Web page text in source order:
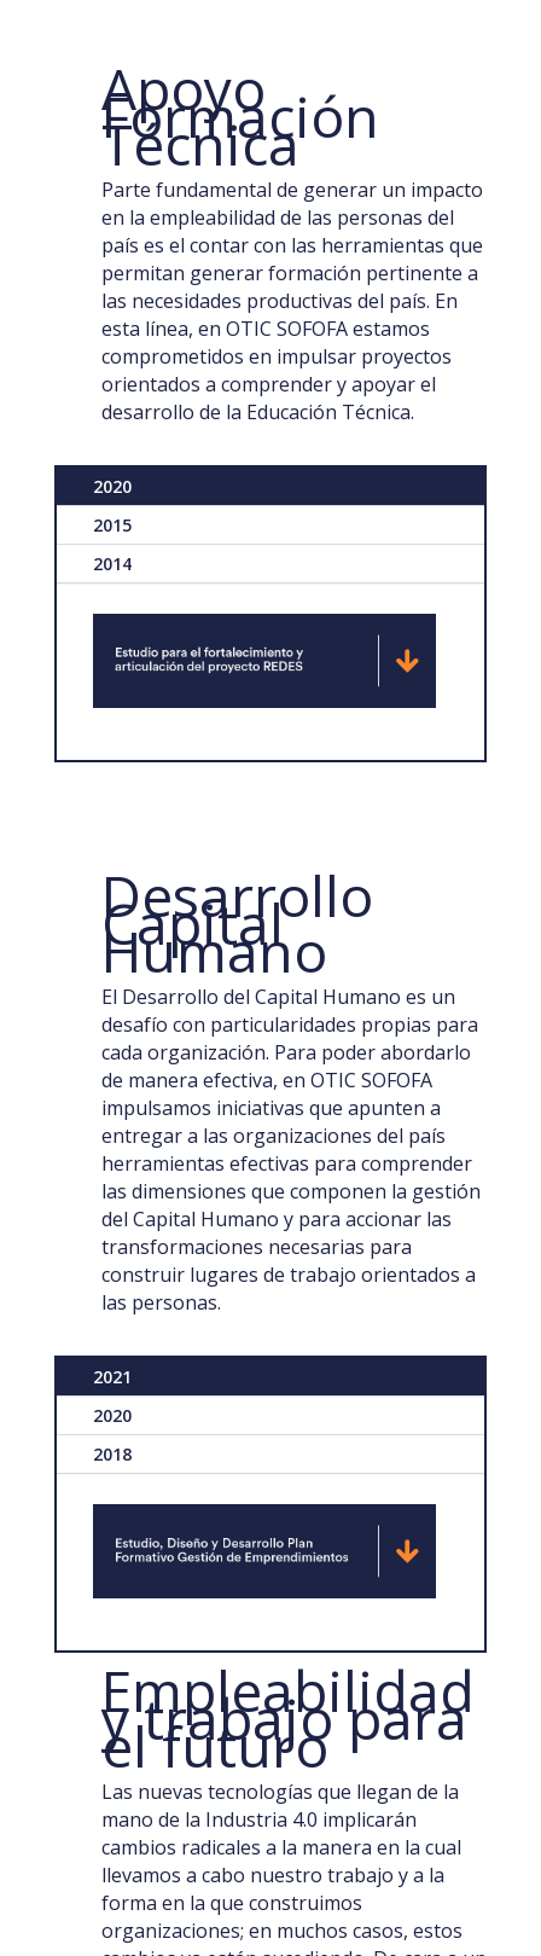
Apoyo
Formación
Técnica
Parte fundamental de generar un impacto
en la empleabilidad de las personas del
país es el contar con las herramientas que
permitan generar formación pertinente a
las necesidades productivas del país. En
esta línea, en OTIC SOFOFA estamos
comprometidos en impulsar proyectos
orientados a comprender y apoyar el
desarrollo de la Educación Técnica.
2020
2015
2014
Desarrollo
Capital
Humano
El Desarrollo del Capital Humano es un
desafío con particularidades propias para
cada organización. Para poder abordarlo
de manera efectiva, en OTIC SOFOFA
impulsamos iniciativas que apunten a
entregar a las organizaciones del país
herramientas efectivas para comprender
las dimensiones que componen la gestión
del Capital Humano y para accionar las
transformaciones necesarias para
construir lugares de trabajo orientados a
las personas.
2021
2020
2018
Empleabilidad
y trabajo para
el futuro
Las nuevas tecnologías que llegan de la
mano de la Industria 4.0 implicarán
cambios radicales a la manera en la cual
llevamos a cabo nuestro trabajo y a la
forma en la que construimos
organizaciones; en muchos casos, estos